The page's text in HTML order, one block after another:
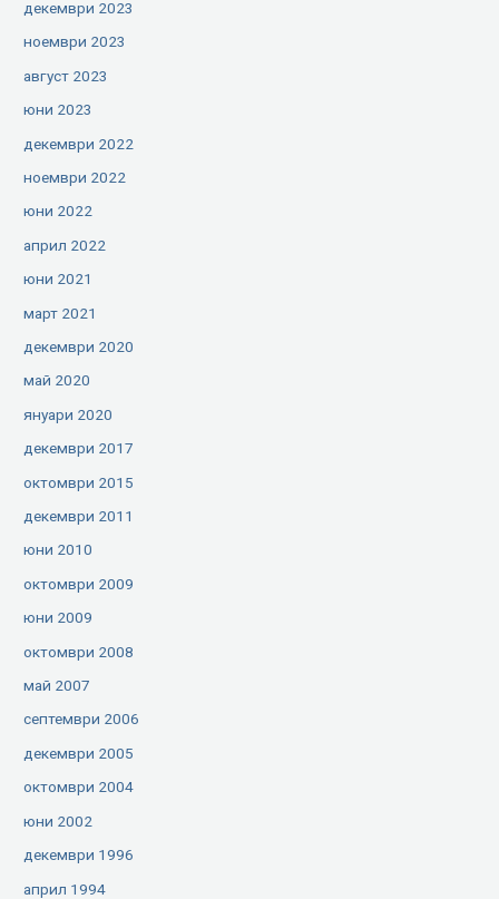
декември 2023
ноември 2023
август 2023
юни 2023
декември 2022
ноември 2022
юни 2022
април 2022
юни 2021
март 2021
декември 2020
май 2020
януари 2020
декември 2017
октомври 2015
декември 2011
юни 2010
октомври 2009
юни 2009
октомври 2008
май 2007
септември 2006
декември 2005
октомври 2004
юни 2002
декември 1996
април 1994